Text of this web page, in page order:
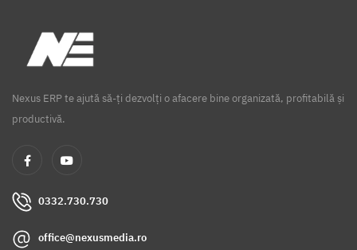
Nexus ERP te ajută să-ți dezvolți o afacere bine organizată, profitabilă și
productivă.
0332.730.730
office@nexusmedia.ro